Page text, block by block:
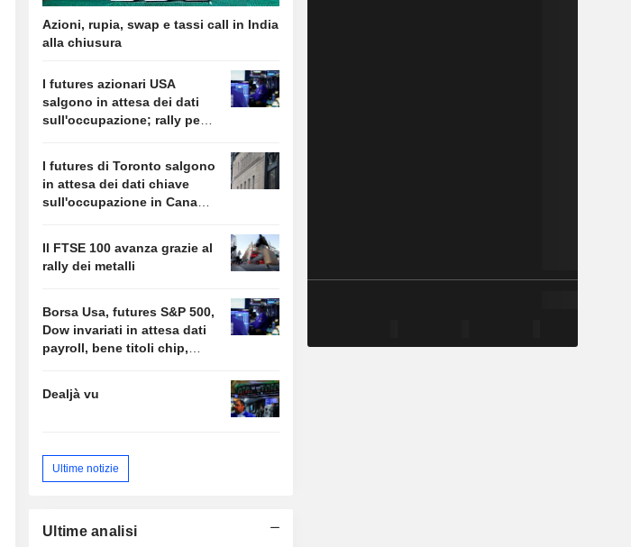
Azioni, rupia, swap e tassi call in India
alla chiusura
I futures azionari USA
salgono in attesa dei dati
sull'occupazione; rally per i
I futures di Toronto salgono
in attesa dei dati chiave
sull'occupazione in Canada
Il FTSE 100 avanza grazie al
rally dei metalli
Borsa Usa, futures S&P 500,
Dow invariati in attesa dati
payroll, bene titoli chip,
Dealjà vu
Ultime notizie
Ultime analisi